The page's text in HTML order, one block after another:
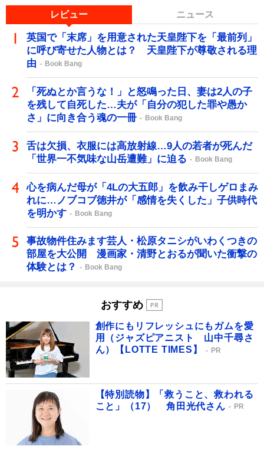
レビュー ニュース
英国で「末席」を用意された天皇陛下を「最前列」
に呼び寄せた人物とは？ 天皇陛下が尊敬される理
由
Book Bang
「死ぬとか言うな！」と怒鳴った日、妻は2人の子
を残して自死した…夫が「自分の犯した罪や愚か
さ」に向き合う魂の一冊
Book Bang
舌は欠損、衣服には高放射線…9人の若者が死んだ
「世界一不気味な山岳遭難」に迫る
Book Bang
心を病んだ母が「4Lの大五郎」を飲み干しゲロまみ
れに…ノブコブ徳井が「感情を失くした」子供時代
を明かす
Book Bang
事故物件住みます芸人・松原タニシがいわくつきの
部屋を大公開 漫画家・清野とおるが聞いた衝撃の
体験とは？
Book Bang
おすすめ
創作にもリフレッシュにもガムを愛
用（ジャズピアニスト 山中千尋さ
ん）【LOTTE TIMES】
PR
【特別読物】「救うこと、救われる
こと」（17） 角田光代さん
PR